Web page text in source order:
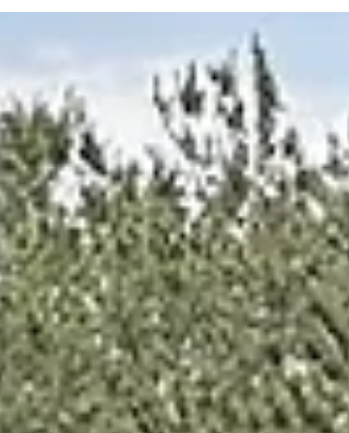
アコン付きCapella2をお使いの片山津ゴルフ倶楽
部様の様子です。この酷暑の中、もちろんエアコ
ンカート20台がフル稼働中です。 人を検知する
5秒でエアコンが再開します。 ちょうどお客様が
ターをされているシーンですが、人感センサーが
ついているので、人が乗っていないこのシーンで
はエアコンは一旦停止し、バッテリーの消費を抑
えています。 バッテリー、余裕です。 写真上は
ウンド終了後のバッテリー残量です。Capella2
人乗り）はコース乗り入れ条件になりますが、余
裕を持ってラウンドできています。（走行＋エア
コン全開のラウンド終了後） エアコンの耐久性
メンテナンス 以前にも書いていますが、エアコ
自体の耐久性がどこまでかということと、シーズ
ンごとのメンテナンスの問題があるため、エアコ
ン自体の販売はしていません。しかし、Capella
ーザー様には通常よりお安くレンタル提供を行っ
ています。 Capella2の特長 ベースモデルとなる
Capella2 ですが、エアコン仕様が可能な大容量